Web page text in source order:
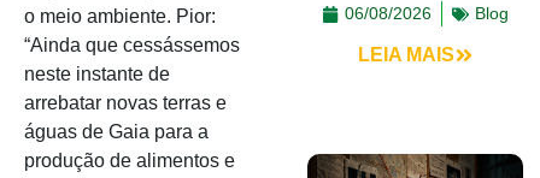
o meio ambiente. Pior:
“Ainda que cessássemos
neste instante de
arrebatar novas terras e
águas de Gaia para a
produção de alimentos e
06/08/2026 Blog
LEIA MAIS